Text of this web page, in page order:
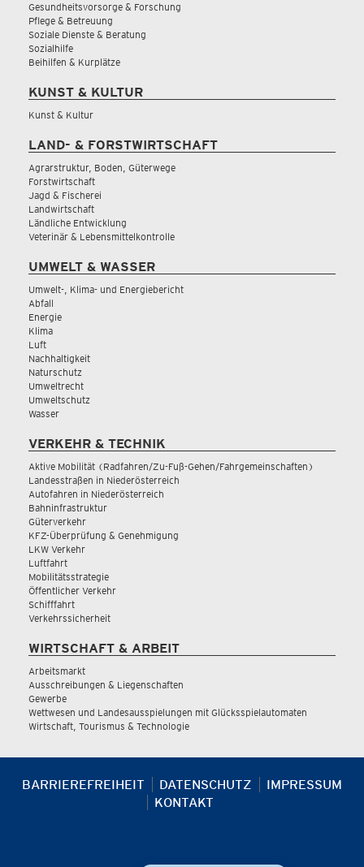
Gesundheitsvorsorge & Forschung
Pflege & Betreuung
Soziale Dienste & Beratung
Sozialhilfe
Beihilfen & Kurplätze
KUNST & KULTUR
Kunst & Kultur
LAND- & FORSTWIRTSCHAFT
Agrarstruktur, Boden, Güterwege
Forstwirtschaft
Jagd & Fischerei
Landwirtschaft
Ländliche Entwicklung
Veterinär & Lebensmittelkontrolle
UMWELT & WASSER
Umwelt-, Klima- und Energiebericht
Abfall
Energie
Klima
Luft
Nachhaltigkeit
Naturschutz
Umweltrecht
Umweltschutz
Wasser
VERKEHR & TECHNIK
Aktive Mobilität (Radfahren/Zu-Fuß-Gehen/Fahrgemeinschaften)
Landesstraßen in Niederösterreich
Autofahren in Niederösterreich
Bahninfrastruktur
Güterverkehr
KFZ-Überprüfung & Genehmigung
LKW Verkehr
Luftfahrt
Mobilitätsstrategie
Öffentlicher Verkehr
Schifffahrt
Verkehrssicherheit
WIRTSCHAFT & ARBEIT
Arbeitsmarkt
Ausschreibungen & Liegenschaften
Gewerbe
Wettwesen und Landesausspielungen mit Glücksspielautomaten
Wirtschaft, Tourismus & Technologie
BARRIEREFREIHEIT DATENSCHUTZ
IMPRESSUM
KONTAKT